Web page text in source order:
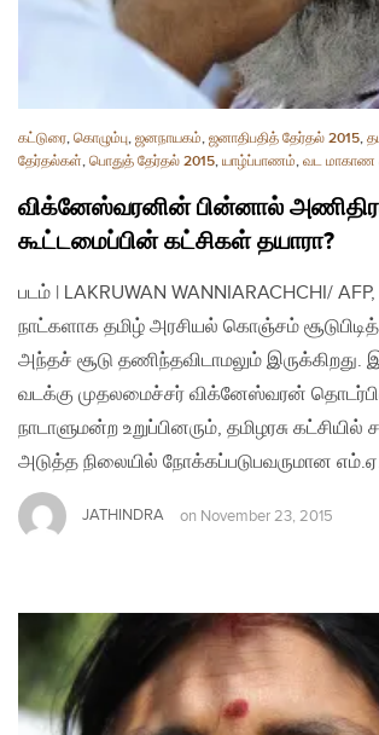
கட்டுரை, கொழும்பு, ஜனநாயகம், ஜனாதிபதித் தேர்தல் 2015,
தேர்தல்கள், பொதுத் தேர்தல் 2015, யாழ்ப்பாணம், வட மாகாண
விக்னேஸ்வரனின் பின்னால்
கூட்டமைப்பின் கட்சிகள் தயாரா?
படம் | LAKRUWAN WANNIARACHCHI/
நாட்களாக தமிழ் அரசியல் கொஞ்சம்
அந்தச் சூடு தணிந்தவிடாமலும்
வடக்கு முதலமைச்சர் விக்னேஸ்வரன்
நாடாளுமன்ற உறுப்பினரும், தமிழரசு கட்சியில்
அடுத்த நிலையில் நோக்கப்படுபவருமான
JATHINDRA on November 23, 2015